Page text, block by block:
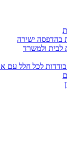
בהדפסה ישירה
לבית ולמשרד
לכל חלל עם